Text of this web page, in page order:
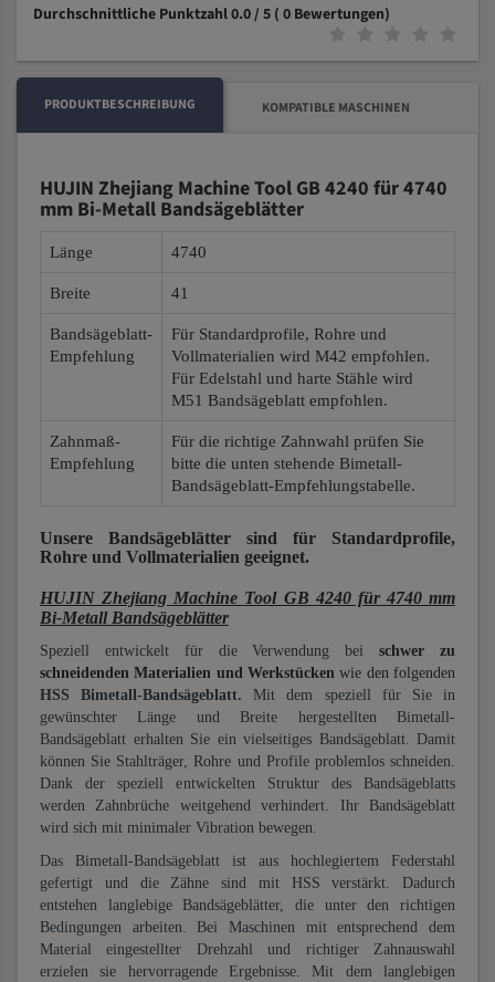
Durchschnittliche Punktzahl 0.0 / 5 ( 0 Bewertungen)
PRODUKTBESCHREIBUNG KOMPATIBLE MASCHINEN
HUJIN Zhejiang Machine Tool GB 4240 für 4740
mm Bi-Metall Bandsägeblätter
Länge 4740
Breite 41
Bandsägeblatt-
Empfehlung
Für Standardprofile, Rohre und
Vollmaterialien wird M42 empfohlen.
Für Edelstahl und harte Stähle wird
M51 Bandsägeblatt empfohlen.
Zahnmaß-
Empfehlung
Für die richtige Zahnwahl prüfen Sie
bitte die unten stehende Bimetall-
Bandsägeblatt-Empfehlungstabelle.
Unsere Bandsägeblätter sind für Standardprofile,
Rohre und Vollmaterialien geeignet.
HUJIN Zhejiang Machine Tool GB 4240 für 4740 mm
Bi-Metall Bandsägeblätter
Speziell entwickelt für die Verwendung beischwer zu
schneidenden Materialien und Werkstücken wie den folgenden
HSS Bimetall-Bandsägeblatt. Mit dem speziell für Sie in
gewünschter Länge und Breite hergestellten Bimetall-
Bandsägeblatt erhalten Sie ein vielseitiges Bandsägeblatt. Damit
können Sie Stahlträger, Rohre und Profile problemlos schneiden.
Dank der speziell entwickelten Struktur des Bandsägeblatts
werden Zahnbrüche weitgehend verhindert. Ihr Bandsägeblatt
wird sich mit minimaler Vibration bewegen.
Das Bimetall-Bandsägeblatt ist aus hochlegiertem Federstahl
gefertigt und die Zähne sind mit HSS verstärkt. Dadurch
entstehen langlebige Bandsägeblätter, die unter den richtigen
Bedingungen arbeiten. Bei Maschinen mit entsprechend dem
Material eingestellter Drehzahl und richtiger Zahnauswahl
erzielen sie hervorragende Ergebnisse. Mit dem langlebigen